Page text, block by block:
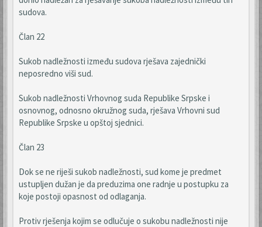
sudova.
Član 22
Sukob nadležnosti između sudova rješava zajednički
neposredno viši sud.
Sukob nadležnosti Vrhovnog suda Republike Srpske i
osnovnog, odnosno okružnog suda, rješava Vrhovni sud
Republike Srpske u opštoj sjednici.
Član 23
Dok se ne riješi sukob nadležnosti, sud kome je predmet
ustupljen dužan je da preduzima one radnje u postupku za
koje postoji opasnost od odlaganja.
Protiv rješenja kojim se odlučuje o sukobu nadležnosti nije